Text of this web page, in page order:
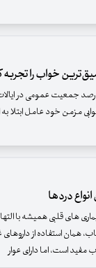
زده می شود که ۴۰ تا ۵۰ درصد جمعیت
مزمن خود عامل ابتلا
دردها
های قلبی همیشه با
همان استفاده از
مفید است، اما دارای عوار